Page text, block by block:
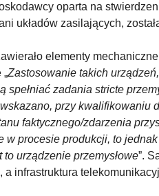
oparta na
układów zasilających,
elementy
Zastosowanie takich
zadania stricte
przy kwalifikowaniu
faktycznego/zdarzenia
w procesie produkcji, to
urządzenie przemysłowe”.
a infrastruktura